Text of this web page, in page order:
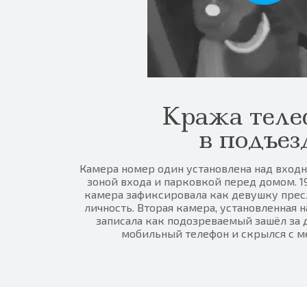
Кража
в
Камера номер один установлена над
зоной входа и парковкой перед домом.
камера зафиксировала как девушку
личность. Вторая камера, установленная
записала как подозреваемый зашёл за
мобильный телефон и скрылся с